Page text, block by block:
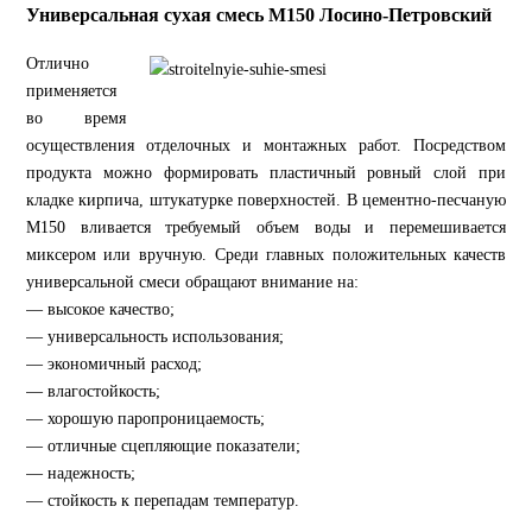
Универсальная сухая смесь М150 Лосино-Петровский
Отлично
применяется
во время
осуществления отделочных и монтажных работ. Посредством
продукта можно формировать пластичный ровный слой при
кладке кирпича, штукатурке поверхностей. В цементно-песчаную
М150 вливается требуемый объем воды и перемешивается
миксером или вручную. Среди главных положительных качеств
универсальной смеси обращают внимание на:
— высокое качество;
— универсальность использования;
— экономичный расход;
— влагостойкость;
— хорошую паропроницаемость;
— отличные сцепляющие показатели;
— надежность;
— стойкость к перепадам температур.